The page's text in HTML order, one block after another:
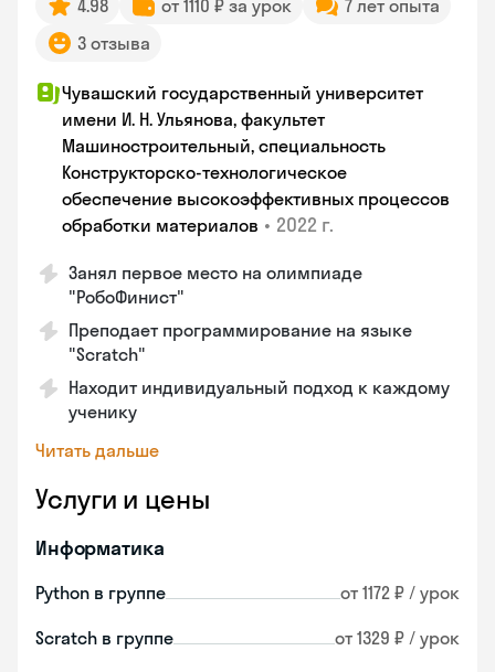
4.98 от 1110 ₽ за урок
7 лет опыта
3 отзыва
Чувашский государственный университет
имени И. Н. Ульянова, факультет
Машиностроительный, специальность
Конструкторско-технологическое
обеспечение высокоэффективных процессов
обработки материалов • 2022 г.
Занял первое место на олимпиаде
"РобоФинист"
Преподает программирование на языке
"Scratch"
Находит индивидуальный подход к каждому
ученику
Читать дальше
Услуги и цены
Информатика
Python в группе от 1172 ₽ / урок
Scratch в группе от 1329 ₽ / урок